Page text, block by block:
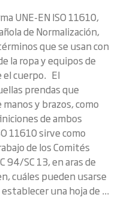
UNE-EN ISO 11610,
de Normalización,
que se usan con
la ropa y equipos de
el cuerpo. El
prendas que
y brazos, como
de ambos
11610 sirve como
de los Comités
94/SC 13, en aras de
cuáles pueden usarse
una hoja de ...